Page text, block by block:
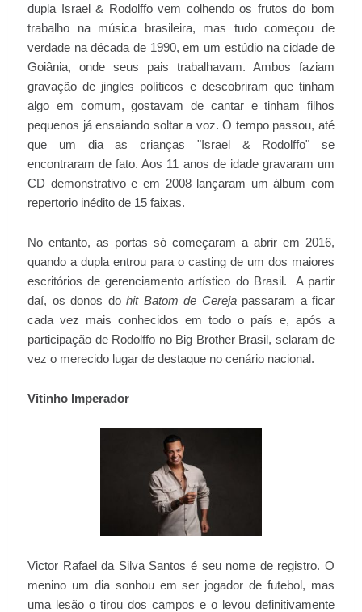
dupla Israel & Rodolffo vem colhendo os frutos do bom
trabalho na música brasileira, mas tudo começou de
verdade na década de 1990, em um estúdio na cidade de
Goiânia, onde seus pais trabalhavam. Ambos faziam
gravação de jingles políticos e descobriram que tinham
algo em comum, gostavam de cantar e tinham filhos
pequenos já ensaiando soltar a voz. O tempo passou, até
que um dia as crianças "Israel & Rodolffo" se
encontraram de fato. Aos 11 anos de idade gravaram um
CD demonstrativo e em 2008 lançaram um álbum com
repertorio inédito de 15 faixas.
No entanto, as portas só começaram a abrir em 2016,
quando a dupla entrou para o casting de um dos maiores
escritórios de gerenciamento artístico do Brasil. A partir
daí, os donos do hit Batom de Cereja passaram a ficar
cada vez mais conhecidos em todo o país e, após a
participação de Rodolffo no Big Brother Brasil, selaram de
vez o merecido lugar de destaque no cenário nacional.
Vitinho Imperador
Victor Rafael da Silva Santos é seu nome de registro. O
menino um dia sonhou em ser jogador de futebol, mas
uma lesão o tirou dos campos e o levou definitivamente